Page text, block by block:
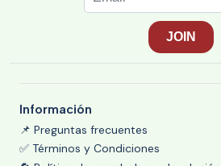
Información
📌 Preguntas frecuentes
✅ Términos y Condiciones